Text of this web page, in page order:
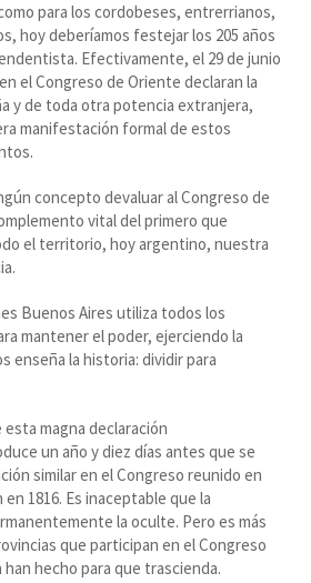
para los cordobeses, entrerrianos,
hoy deberíamos festejar los 205 años
Efectivamente, el 29 de junio
el Congreso de Oriente declaran la
y de toda otra potencia extranjera,
manifestación formal de estos
concepto devaluar al Congreso de
vital del primero que
el territorio, hoy argentino, nuestra
Buenos Aires utiliza todos los
mantener el poder, ejerciendo la
enseña la historia: dividir para
magna declaración
un año y diez días antes que se
similar en el Congreso reunido en
1816. Es inaceptable que la
la oculte. Pero es más
que participan en el Congreso
hecho para que trascienda.